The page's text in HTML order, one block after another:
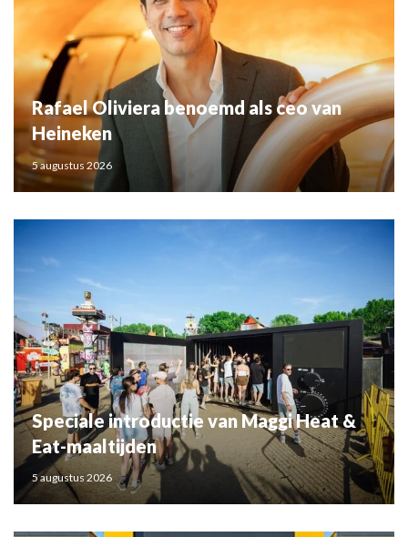
Rafael Oliviera benoemd als ceo van
Heineken
5 augustus 2026
Speciale introductie van Maggi Heat &
Eat-maaltijden
5 augustus 2026